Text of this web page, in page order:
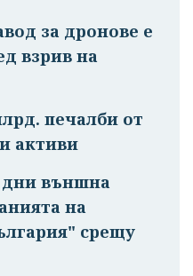
от
си!
за дронове е
взрив на
печалби от
активи
дни външна
на
срещу